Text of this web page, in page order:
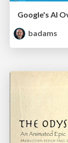
Google's AI
badams